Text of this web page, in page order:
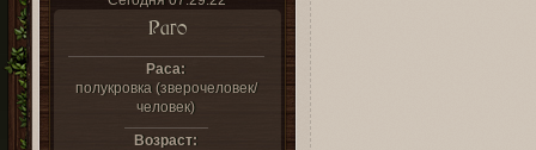
Раго
Раса:
полукровка (зверочеловек/
человек)
Возраст: